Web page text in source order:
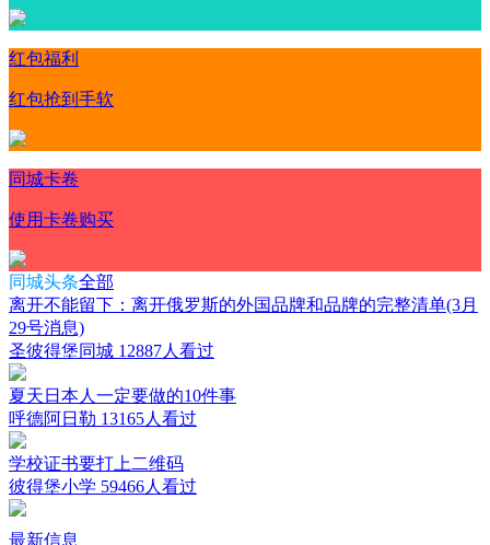
红包福利
红包抢到手软
同城卡卷
使用卡卷购买
同城头条全部
离开不能留下：离开俄罗斯的外国品牌和品牌的完整清单(3月
29号消息)
圣彼得堡同城 12887人看过
夏天日本人一定要做的10件事
呼德阿日勒 13165人看过
学校证书要打上二维码
彼得堡小学 59466人看过
最新信息